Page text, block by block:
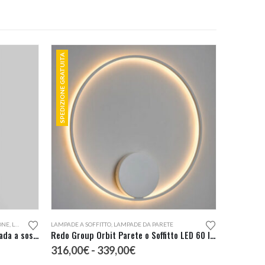
LAMPADE DA ESTERNO
Seletti Monkey Lamp Ceiling lampada a sospensione da esterno
SPEDIZIONE GRATUITA
Questo prodotto ha più varianti. Le opzioni possono essere scelte nella pagina del prodotto
LAMPADE A SOFFITTO LAMPADE DA PARETE
Redo Group Orbit Parete o Soffitto LED 60 Indiretta
316,00€- 339,00€Fascia